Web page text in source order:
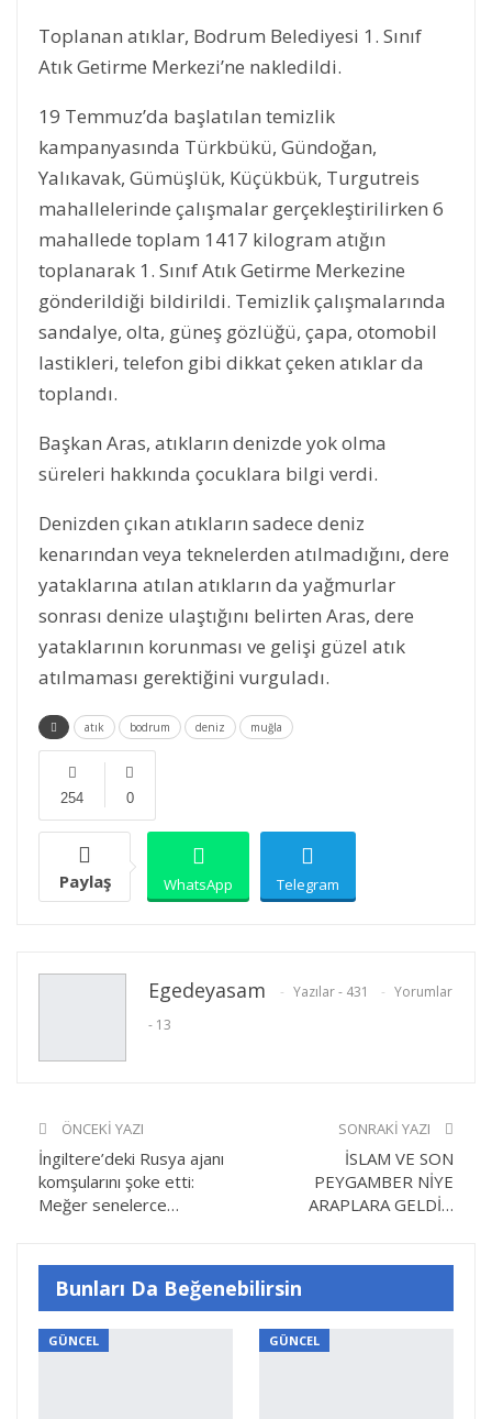
Toplanan atıklar, Bodrum Belediyesi 1. Sınıf
Atık Getirme Merkezi’ne nakledildi.
19 Temmuz’da başlatılan temizlik
kampanyasında Türkbükü, Gündoğan,
Yalıkavak, Gümüşlük, Küçükbük, Turgutreis
mahallelerinde çalışmalar gerçekleştirilirken 6
mahallede toplam 1417 kilogram atığın
toplanarak 1. Sınıf Atık Getirme Merkezine
gönderildiği bildirildi. Temizlik çalışmalarında
sandalye, olta, güneş gözlüğü, çapa, otomobil
lastikleri, telefon gibi dikkat çeken atıklar da
toplandı.
Başkan Aras, atıkların denizde yok olma
süreleri hakkında çocuklara bilgi verdi.
Denizden çıkan atıkların sadece deniz
kenarından veya teknelerden atılmadığını, dere
yataklarına atılan atıkların da yağmurlar
sonrası denize ulaştığını belirten Aras, dere
yataklarının korunması ve gelişi güzel atık
atılmaması gerektiğini vurguladı.
atık bodrum deniz muğla
0
254
Paylaş WhatsApp Telegram
Egedeyasam Yazılar - 431
Yorumlar
- 13
ÖNCEKI YAZI
İngiltere’deki Rusya ajanı
komşularını şoke etti:
Meğer senelerce…
SONRAKI YAZI
İSLAM VE SON
PEYGAMBER NİYE
ARAPLARA GELDİ…
Bunları Da Beğenebilirsin
GÜNCEL GÜNCEL